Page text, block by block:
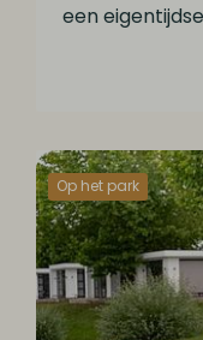
een
Op het park